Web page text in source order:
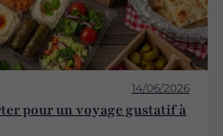
14/06/2026
pour un voyage gustatif à